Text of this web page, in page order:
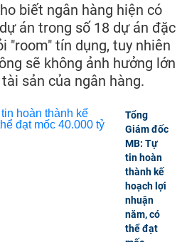
biết ngân hàng hiện có
án trong số 18 dự án đặc
"room" tín dụng, tuy nhiên
sẽ không ảnh hưởng lớn
sản của ngân hàng.
Tổng
Giám đốc
MB: Tự
tin hoàn
thành kế
hoạch lợi
nhuận
năm, có
thể đạt